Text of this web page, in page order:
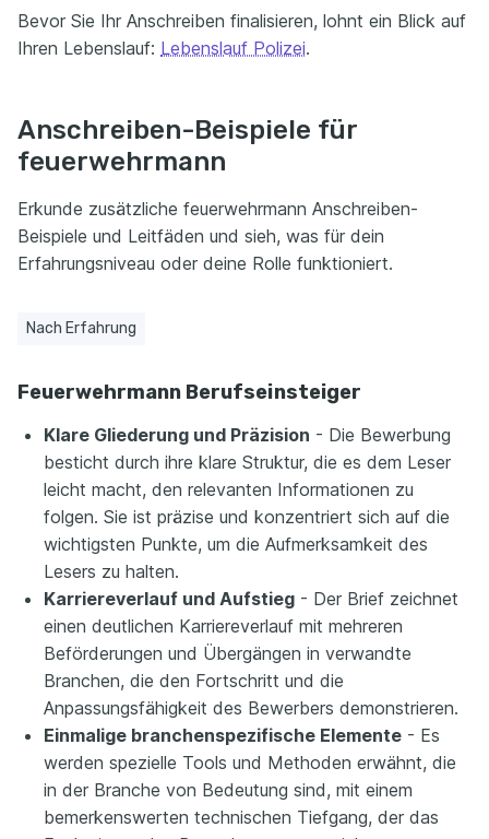
Bevor Sie Ihr Anschreiben finalisieren, lohnt ein Blick auf
Ihren Lebenslauf: Lebenslauf Polizei.
Anschreiben-Beispiele für
feuerwehrmann
Erkunde zusätzliche feuerwehrmann Anschreiben-
Beispiele und Leitfäden und sieh, was für dein
Erfahrungsniveau oder deine Rolle funktioniert.
Nach Erfahrung
Feuerwehrmann Berufseinsteiger
Klare Gliederung und Präzision - Die Bewerbung
besticht durch ihre klare Struktur, die es dem Leser
leicht macht, den relevanten Informationen zu
folgen. Sie ist präzise und konzentriert sich auf die
wichtigsten Punkte, um die Aufmerksamkeit des
Lesers zu halten.
Karriereverlauf und Aufstieg - Der Brief zeichnet
einen deutlichen Karriereverlauf mit mehreren
Beförderungen und Übergängen in verwandte
Branchen, die den Fortschritt und die
Anpassungsfähigkeit des Bewerbers demonstrieren.
Einmalige branchenspezifische Elemente - Es
werden spezielle Tools und Methoden erwähnt, die
in der Branche von Bedeutung sind, mit einem
bemerkenswerten technischen Tiefgang, der das